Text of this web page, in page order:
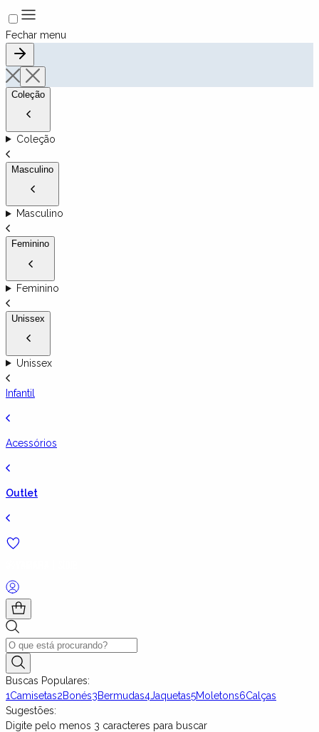
Fechar menu
Coleção
Coleção
Masculino
Masculino
Feminino
Feminino
Unissex
Unissex
Infantil
Acessórios
Outlet
Buscas Populares:
1Camisetas2Bonés3Bermudas4Jaquetas5Moletons6Calças
Sugestões:
Digite pelo menos 3 caracteres para buscar